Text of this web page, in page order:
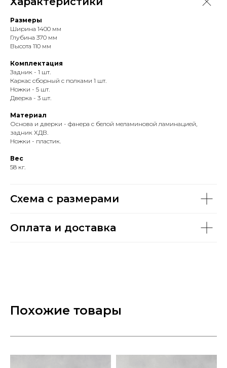
Размеры
Ширина 1400 мм
Глубина 370 мм
Высота 110 мм
Комплектация
Задник - 1 шт.
Каркас сборный с полками 1 шт.
Ножки - 5 шт.
Дверка - 3 шт.
Материал
Основа и дверки - фанера с белой меламиновой ламинацией,
задник ХДВ.
Ножки - пластик.
Вес
58 кг.
Схема с размерами
Оплата и доставка
Похожие товары